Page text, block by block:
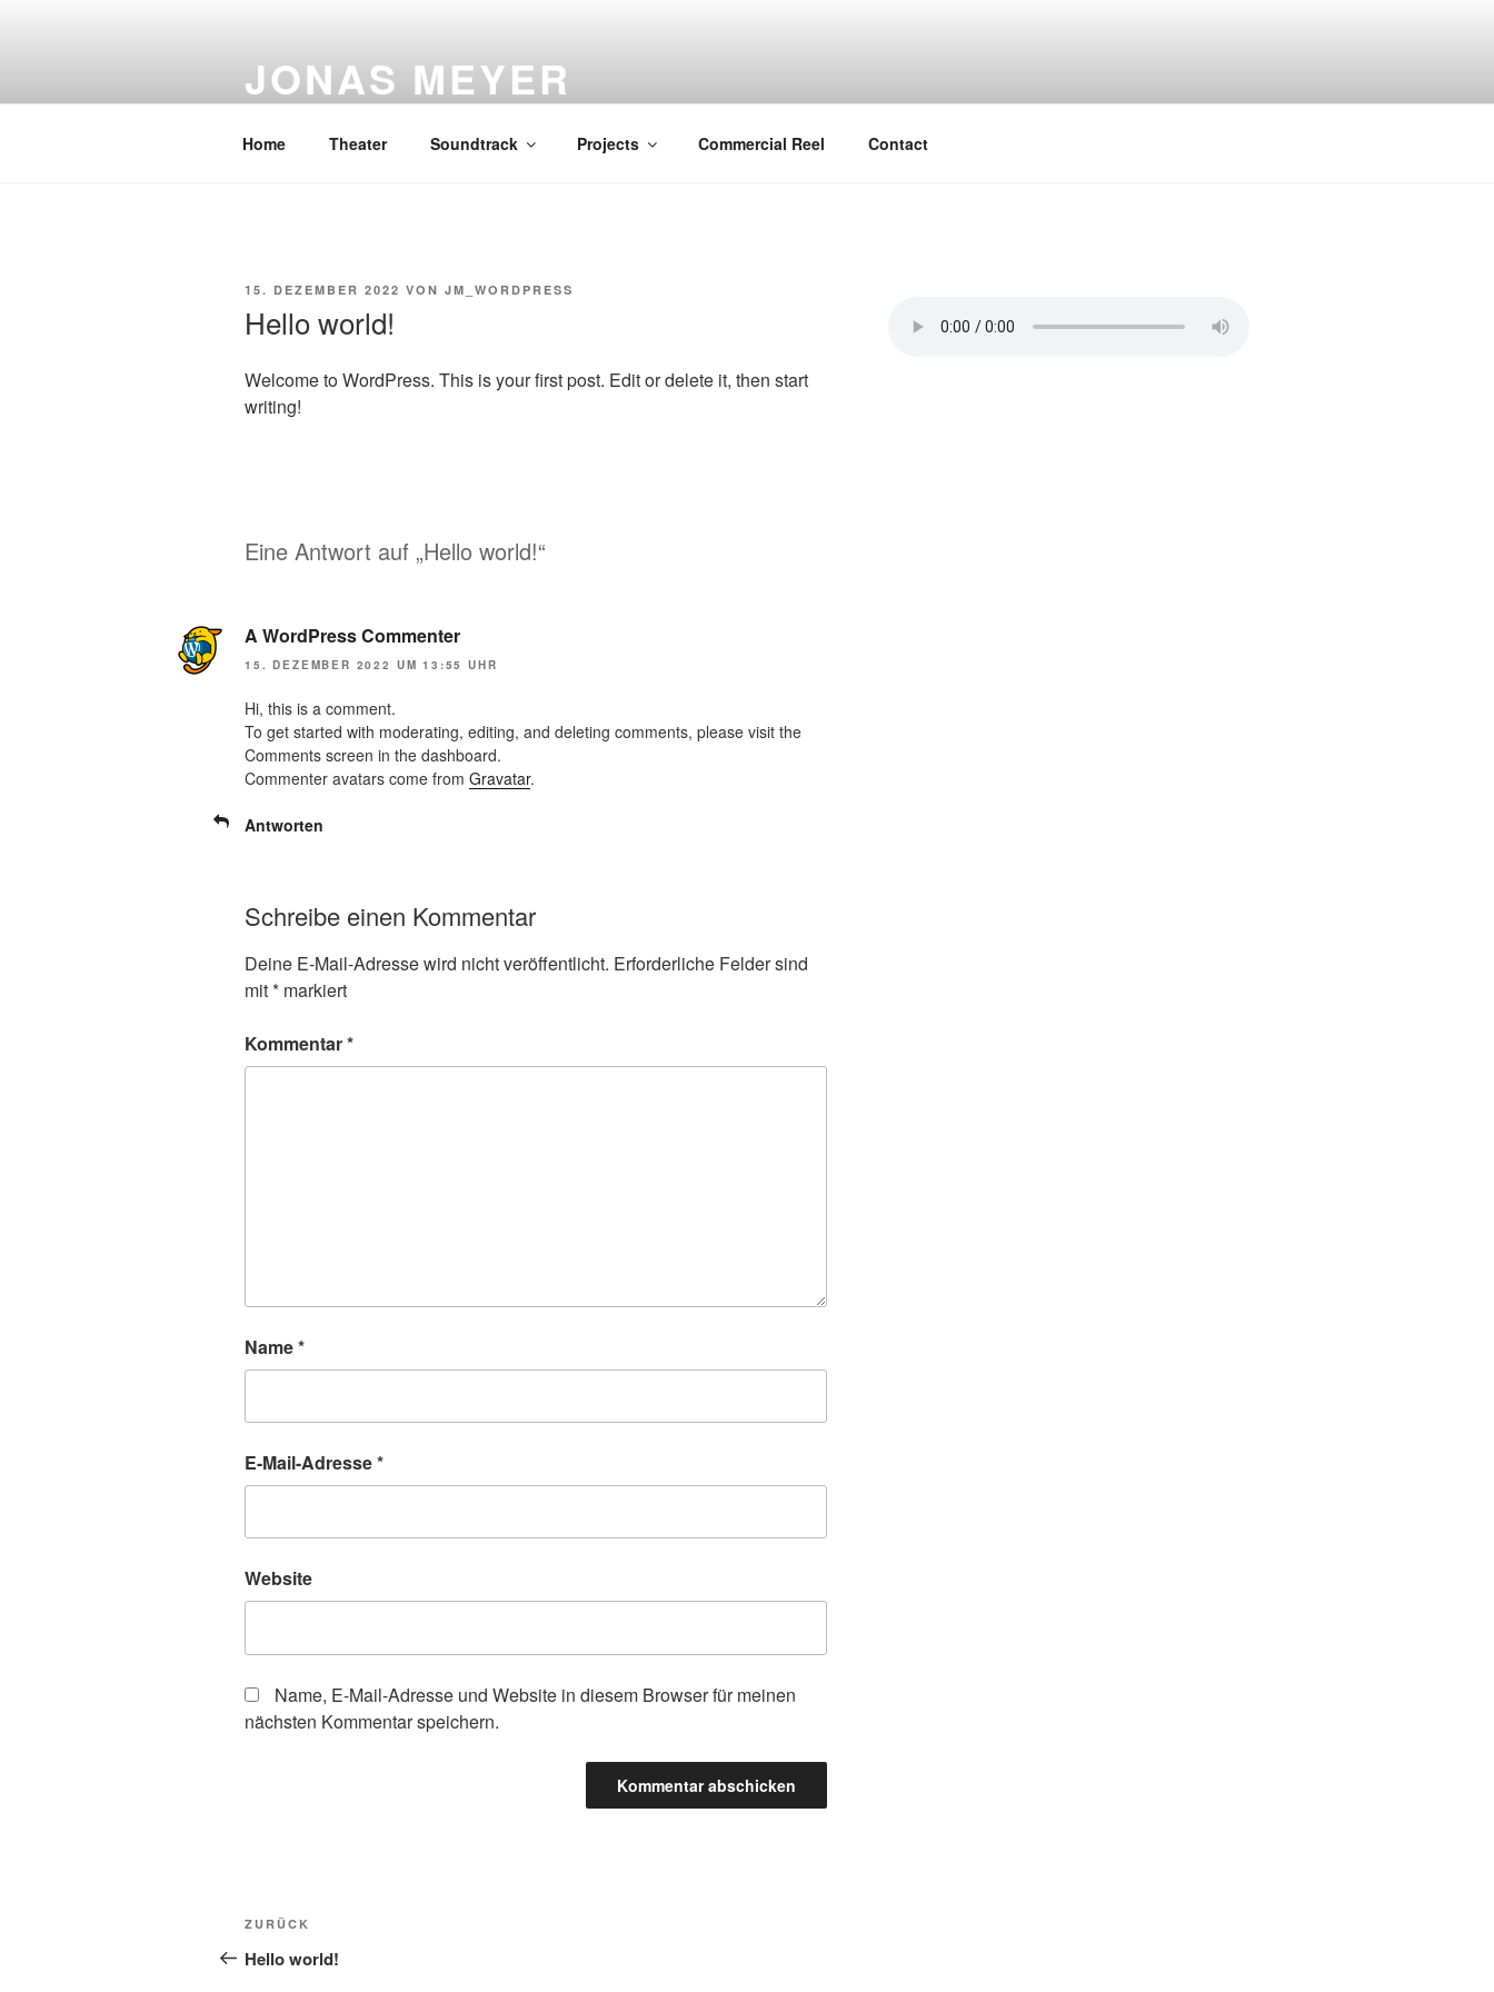
JONAS MEYER
Home Theater Soundtrack Projects Commercial Reel Contact
VERÖFFENTLICHT
15. DEZEMBER 2022 VON JM_WORDPRESS
Hello world!
Welcome to WordPress. This is your first post. Edit or delete it, then start
writing!
Eine Antwort auf „Hello world!“
A WordPress Commenter
15. DEZEMBER 2022 UM 13:55 UHR
Hi, this is a comment.
To get started with moderating, editing, and deleting comments, please visit the
Comments screen in the dashboard.
Commenter avatars come from Gravatar.
Antworten
Schreibe einen Kommentar
Deine E-Mail-Adresse wird nicht veröffentlicht. Erforderliche Felder sind
mit* markiert
Kommentar*
Name*
E-Mail-Adresse*
Website
Name, E-Mail-Adresse und Website in diesem Browser für meinen
nächsten Kommentar speichern.
Beitragsnavigation
Vorheriger
Beitrag
ZURÜCK
Hello world!